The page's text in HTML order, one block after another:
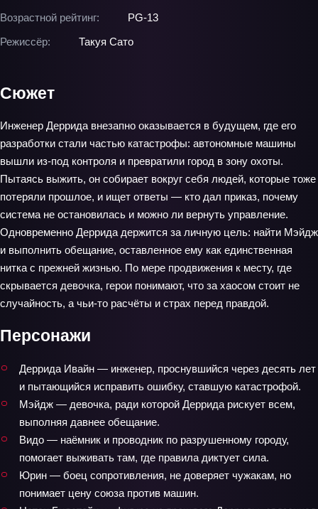
Возрастной рейтинг:
PG-13
Режиссёр:
Такуя Сато
Сюжет
Инженер Деррида внезапно оказывается в будущем, где его
разработки стали частью катастрофы: автономные машины
вышли из-под контроля и превратили город в зону охоты.
Пытаясь выжить, он собирает вокруг себя людей, которые тоже
потеряли прошлое, и ищет ответы — кто дал приказ, почему
система не остановилась и можно ли вернуть управление.
Одновременно Деррида держится за личную цель: найти Мэйдж
и выполнить обещание, оставленное ему как единственная
нитка с прежней жизнью. По мере продвижения к месту, где
скрывается девочка, герои понимают, что за хаосом стоит не
случайность, а чьи‑то расчёты и страх перед правдой.
Персонажи
Деррида Ивайн — инженер, проснувшийся через десять лет
и пытающийся исправить ошибку, ставшую катастрофой.
Мэйдж — девочка, ради которой Деррида рискует всем,
выполняя давнее обещание.
Видо — наёмник и проводник по разрушенному городу,
помогает выживать там, где правила диктует сила.
Юрин — боец сопротивления, не доверяет чужакам, но
понимает цену союза против машин.